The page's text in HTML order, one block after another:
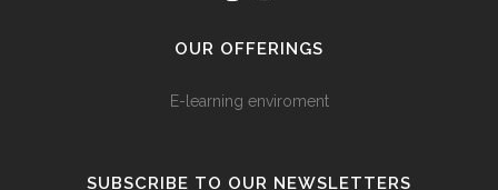
OUR OFFERINGS
E-learning enviroment
SUBSCRIBE TO OUR NEWSLETTERS